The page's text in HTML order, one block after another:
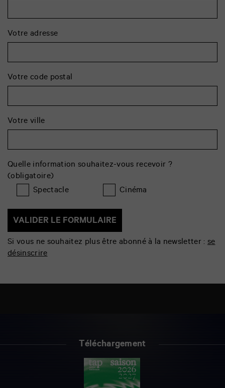
Votre adresse
Votre code postal
Votre ville
Quelle information souhaitez-vous recevoir ?
(obligatoire)
Spectacle
Cinéma
Si vous ne souhaitez plus être abonné à la newsletter : se
désinscrire
Téléchargement